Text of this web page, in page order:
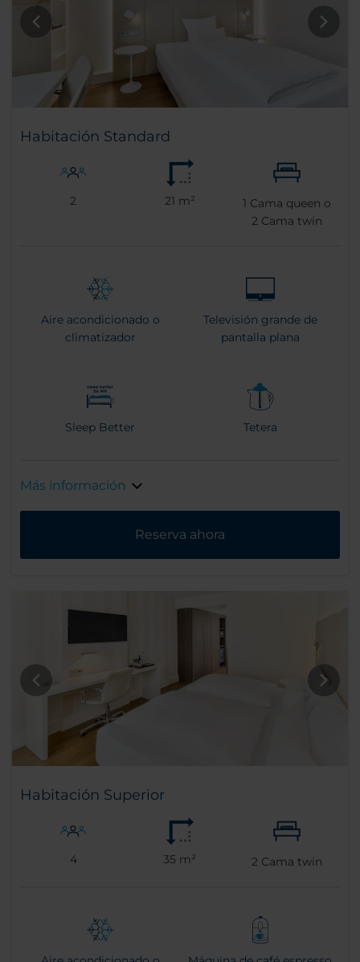
Habitación Standard
2 21 m² 1 Cama queen o
2 Cama twin
Aire acondicionado o
climatizador
Televisión grande de
pantalla plana
Sleep Better Tetera
Más información
Reserva ahora
Habitación Superior
4 35 m² 2 Cama twin